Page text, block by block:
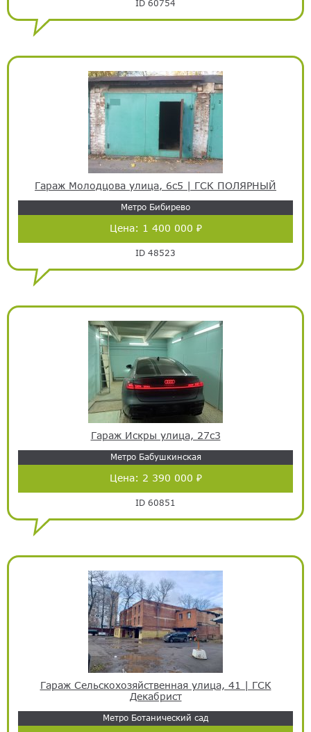
ID 60754
Гараж Молодцова улица, 6с5 | ГСК ПОЛЯРНЫЙ
Метро Бибирево
Цена: 1 400 000 ₽
ID 48523
Гараж Искры улица, 27с3
Метро Бабушкинская
Цена: 2 390 000 ₽
ID 60851
Гараж Сельскохозяйственная улица, 41 | ГСК
Декабрист
Метро Ботанический сад